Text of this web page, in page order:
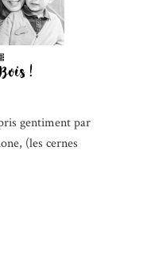
gentiment par
(les cernes